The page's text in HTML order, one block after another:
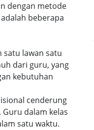
dengan metode
beberapa
satu lawan satu
dari guru, yang
kebutuhan
cenderung
dalam kelas
satu waktu.